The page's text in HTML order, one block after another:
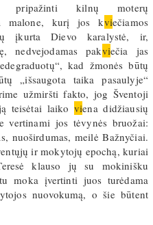
pripažinti kilnų moterų
malone, kurį jos kviečiamos
įkurta Dievo karalystė, ir,
nedvejodamas pakviečia jas
kad žmonės būtų
„išsaugota taika pasaulyje“
užmiršti fakto, jog Šventoji
teisėtai laikoviena didžiausių
vertinami jos tėvynės bruožai:
nuoširdumas, meilė Bažnyčiai.
ir mokytojų epochą, kuriai
klauso jų su mokinišku
moka įvertinti juos turėdama
nuovokumą, o šie būtent